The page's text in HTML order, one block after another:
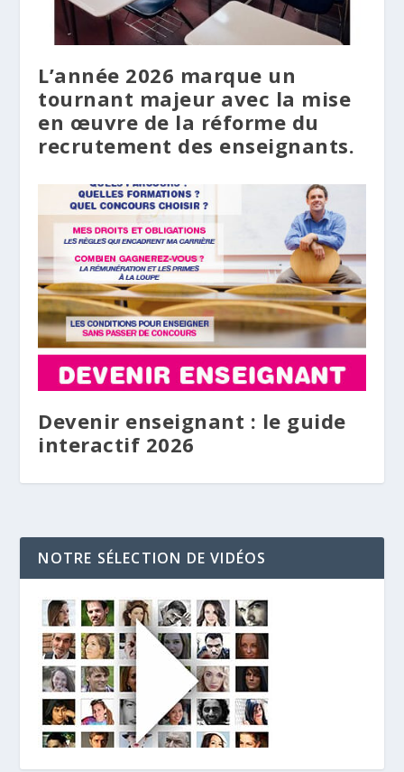
L’année 2026 marque un
tournant majeur avec la mise
en œuvre de la réforme du
recrutement des enseignants.
Devenir enseignant : le guide
interactif 2026
NOTRE SÉLECTION DE VIDÉOS